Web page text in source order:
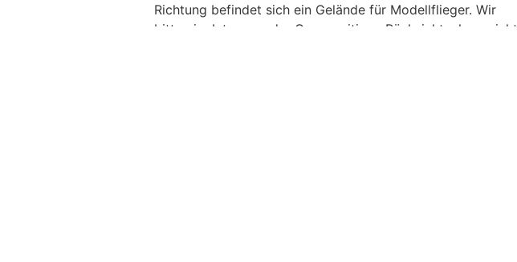
Richtung befindet sich ein Gelände für Modellflieger. Wir
bitten im Interesse der Gegenseitigen Rücksichtnahme nicht